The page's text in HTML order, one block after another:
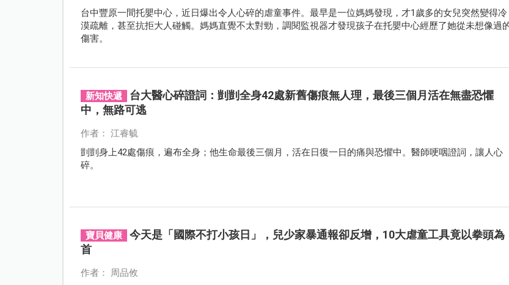
台中豐原一間托嬰中心，近日爆出令人心碎的虐童事件。最早是一位媽媽發現，才1歲多的女兒突然變得冷
漠疏離，甚至抗拒大人碰觸。媽媽直覺不太對勁，調閱監視器才發現孩子在托嬰中心經歷了她從未想像過
傷害。
新知快遞
台大醫心碎證詞：剴剴全身42處新舊傷痕無人理，最後三個月活在無盡恐懼
中，無路可逃
作者： 江睿毓
剴剴身上42處傷痕，遍布全身；他生命最後三個月，活在日復一日的痛與恐懼中。醫師哽咽證詞，讓人心
碎。
寶貝健康
今天是「國際不打小孩日」，兒少家暴通報卻反增，10大虐童工具竟以拳頭為
首
作者： 周品攸